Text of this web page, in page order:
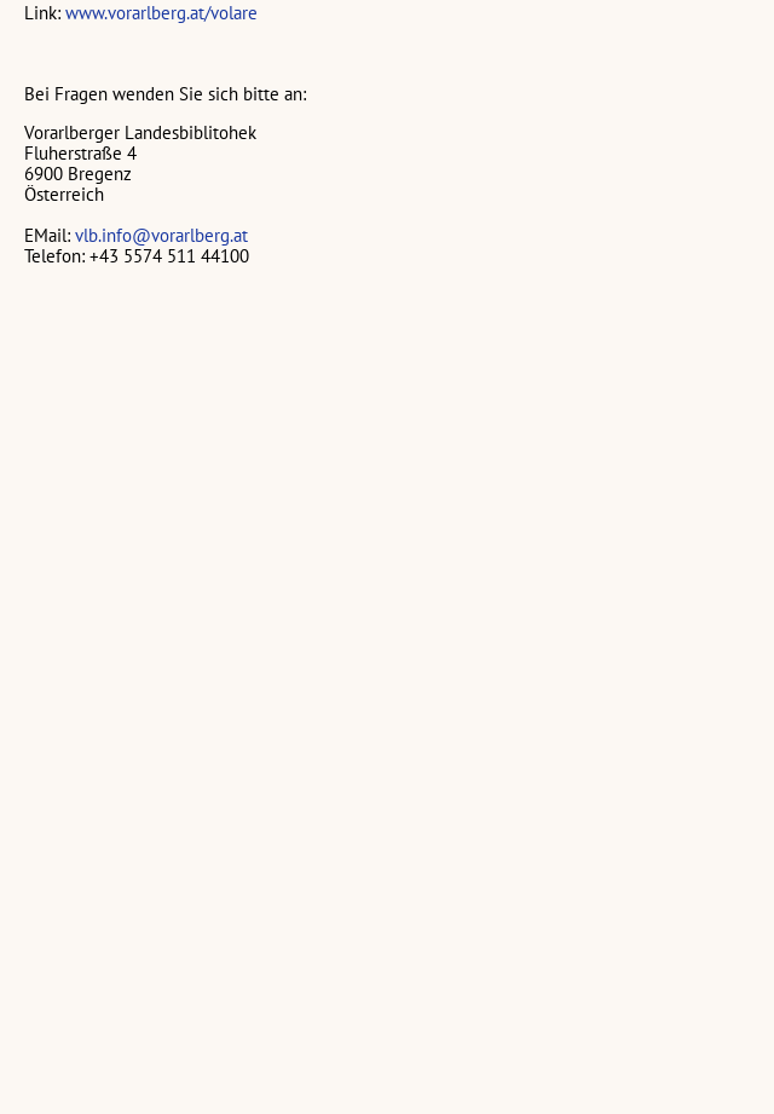
Link: www.vorarlberg.at/volare
Bei Fragen wenden Sie sich bitte an:
Vorarlberger Landesbiblitohek
Fluherstraße 4
6900 Bregenz
Österreich
EMail: vlb.info@vorarlberg.at
Telefon: +43 5574 511 44100